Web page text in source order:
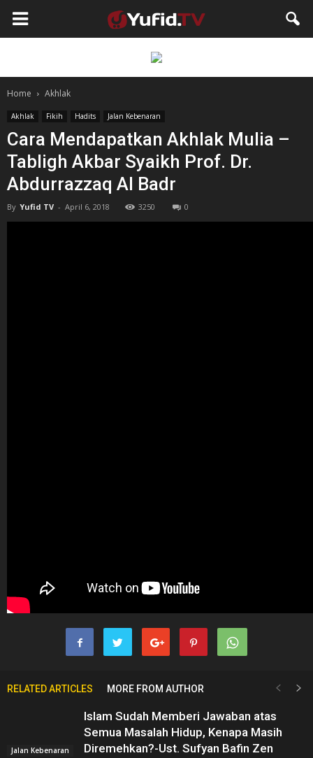
Home Akhlak
Akhlak Fikih Hadits Jalan Kebenaran
Cara Mendapatkan Akhlak Mulia –
Tabligh Akbar Syaikh Prof. Dr.
Abdurrazzaq Al Badr
By Yufid TV - April 6, 2018 3250 0
RELATED ARTICLES MORE FROM AUTHOR
Jalan Kebenaran
Islam Sudah Memberi Jawaban atas
Semua Masalah Hidup, Kenapa Masih
Diremehkan?-Ust. Sufyan Bafin Zen